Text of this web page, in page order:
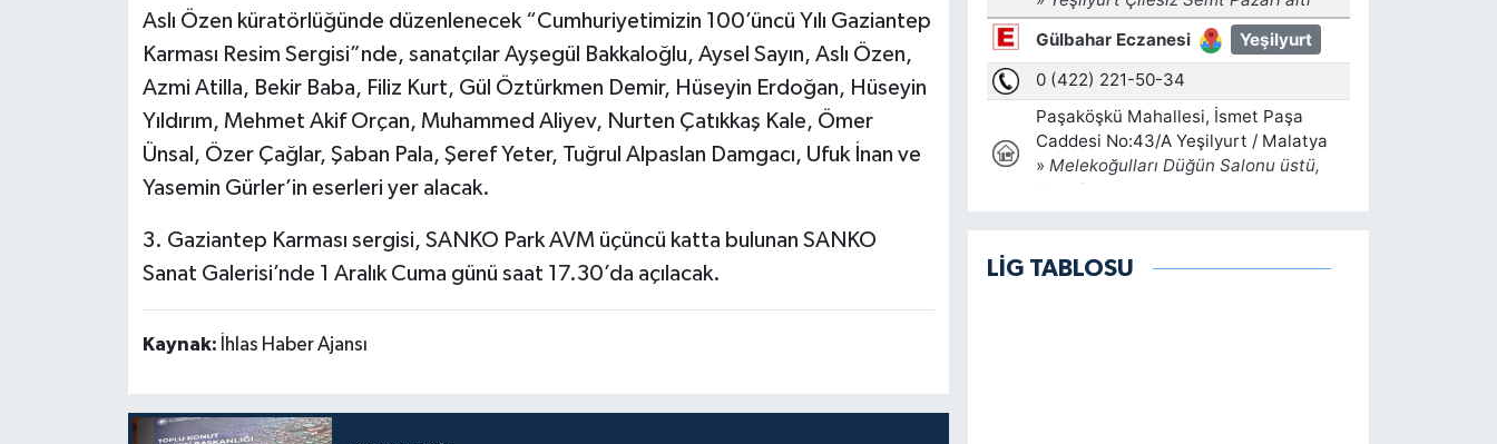
Aslı Özen küratörlüğünde düzenlenecek “Cumhuriyetimizin 100’üncü Yılı Gaziantep
Karması Resim Sergisi”nde, sanatçılar Ayşegül Bakkaloğlu, Aysel Sayın, Aslı Özen,
Azmi Atilla, Bekir Baba, Filiz Kurt, Gül Öztürkmen Demir, Hüseyin Erdoğan, Hüseyin
Yıldırım, Mehmet Akif Orçan, Muhammed Aliyev, Nurten Çatıkkaş Kale, Ömer
Ünsal, Özer Çağlar, Şaban Pala, Şeref Yeter, Tuğrul Alpaslan Damgacı, Ufuk İnan ve
Yasemin Gürler’in eserleri yer alacak.
3. Gaziantep Karması sergisi, SANKO Park AVM üçüncü katta bulunan SANKO
Sanat Galerisi’nde 1 Aralık Cuma günü saat 17.30’da açılacak.
Kaynak: İhlas Haber Ajansı
LİG TABLOSU